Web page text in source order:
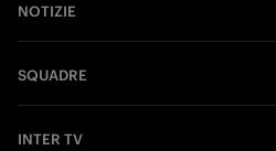
NOTIZIE
SQUADRE
INTER TV